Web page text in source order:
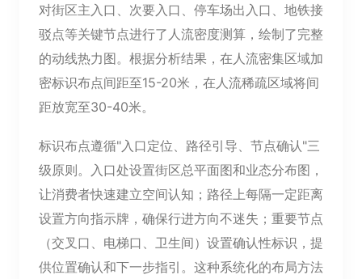
对街区主入口、次要入口、停车场出入口、地铁接
驳点等关键节点进行了人流密度测算，绘制了完整
的动线热力图。根据分析结果，在人流密集区域加
密标识布点间距至15-20米，在人流稀疏区域将间
距放宽至30-40米。
标识布点遵循"入口定位、路径引导、节点确认"三
级原则。入口处设置街区总平面图和业态分布图，
让消费者快速建立空间认知；路径上每隔一定距离
设置方向指示牌，确保行进方向不迷失；重要节点
（交叉口、电梯口、卫生间）设置确认性标识，提
供位置确认和下一步指引。这种系统化的布局方法